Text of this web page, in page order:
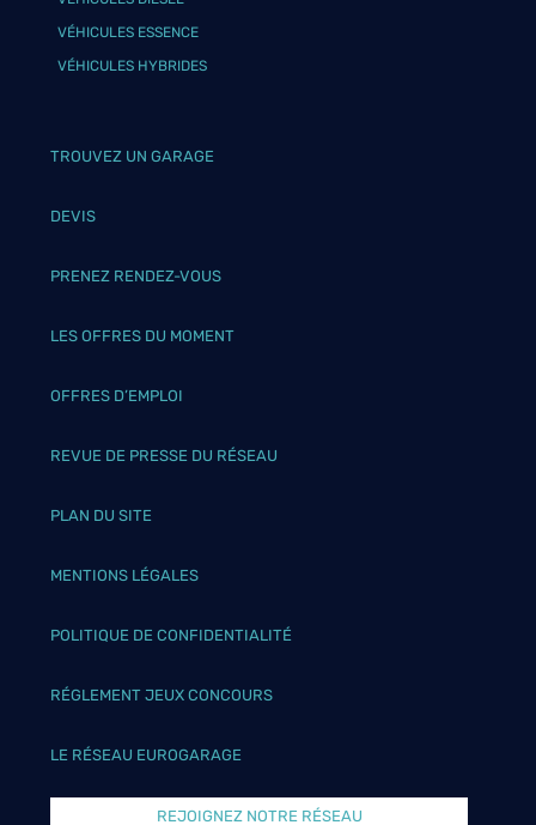
VÉHICULES ESSENCE
VÉHICULES HYBRIDES
TROUVEZ UN GARAGE
DEVIS
PRENEZ RENDEZ-VOUS
LES OFFRES DU MOMENT
OFFRES D’EMPLOI
REVUE DE PRESSE DU RÉSEAU
PLAN DU SITE
MENTIONS LÉGALES
POLITIQUE DE CONFIDENTIALITÉ
RÉGLEMENT JEUX CONCOURS
LE RÉSEAU EUROGARAGE
REJOIGNEZ NOTRE RÉSEAU